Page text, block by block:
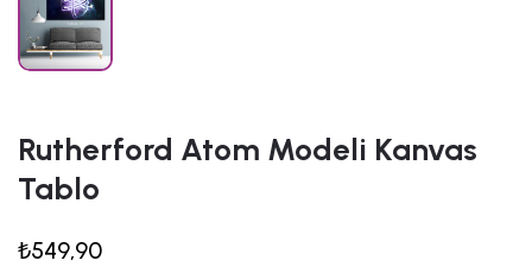
Rutherford Atom Modeli Kanvas
Tablo
₺549,90